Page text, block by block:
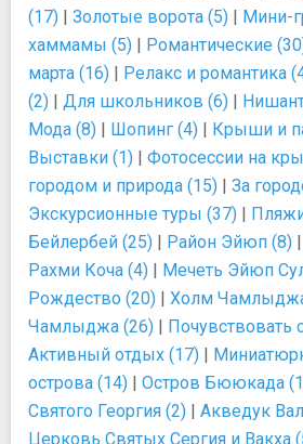
(17) | Золотые ворота (5) | Мини-
хаммамы (5) | Романтические
марта (16) | Релакс и романтика
(2) | Для школьников (6) |
Мода (8) | Шопинг (4) | Крыши и
Выставки (1) | Фотосессии на
городом и природа (15) | За
Экскурсионные туры (37) |
Бейлербей (25) | Район Эйюп (8) |
Рахми Коча (4) | Мечеть Эйюп
Рождество (20) | Холм
Чамлыджа (26) | Почувствовать
Активный отдых (17) |
острова (14) | Остров Бююкада
Святого Георгия (2) | Акведук
Церковь Святых Сергия и Вакха